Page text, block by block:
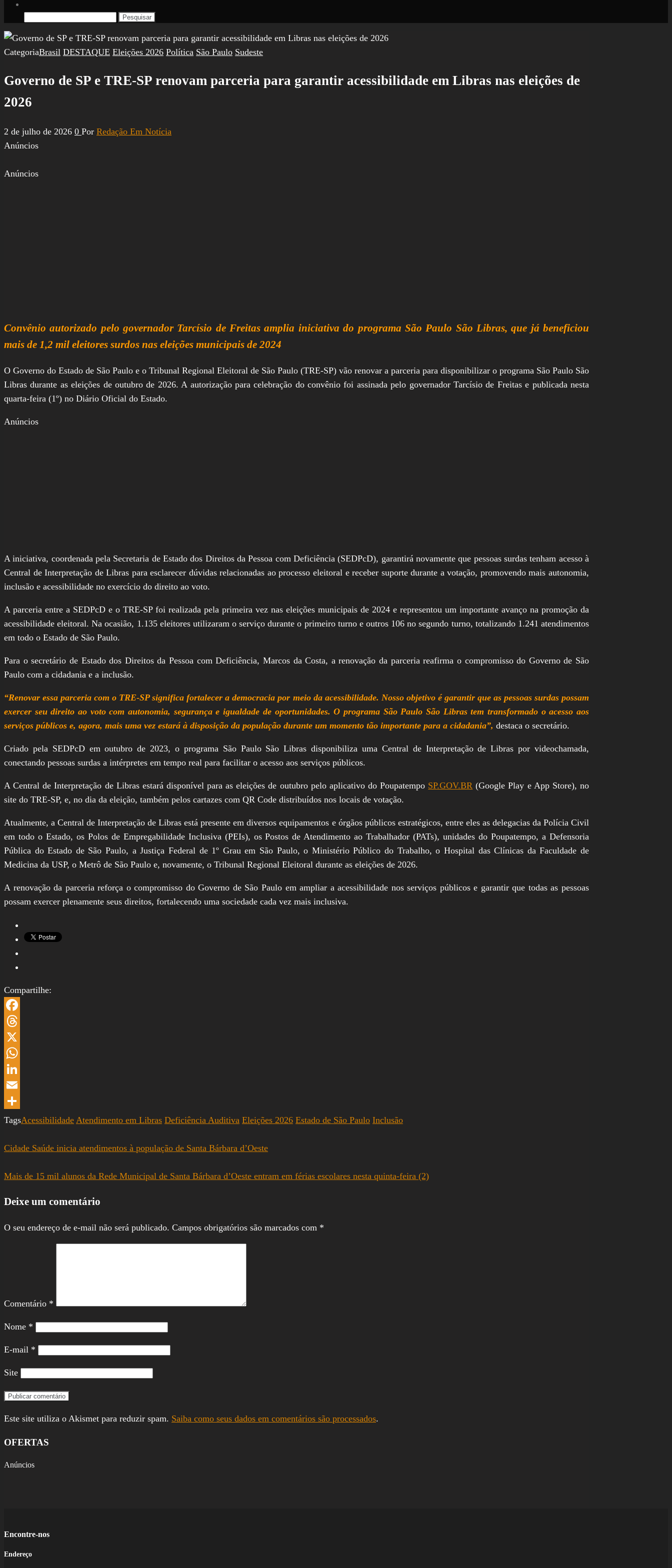
CategoriaBrasil DESTAQUE Eleições 2026 Política São Paulo Sudeste
Governo de SP e TRE-SP renovam parceria para garantir acessibilidade em Libras nas eleições de
2026
2 de julho de 2026 0 Por Redação Em Notícia
Anúncios
Anúncios
Convênio autorizado pelo governador Tarcísio de Freitas amplia iniciativa do programa São Paulo São Libras, que já beneficiou
mais de 1,2 mil eleitores surdos nas eleições municipais de 2024
O Governo do Estado de São Paulo e o Tribunal Regional Eleitoral de São Paulo (TRE-SP) vão renovar a parceria para disponibilizar o programa São Paulo São
Libras durante as eleições de outubro de 2026. A autorização para celebração do convênio foi assinada pelo governador Tarcísio de Freitas e publicada nesta
quarta-feira (1º) no Diário Oficial do Estado.
Anúncios
A iniciativa, coordenada pela Secretaria de Estado dos Direitos da Pessoa com Deficiência (SEDPcD), garantirá novamente que pessoas surdas tenham acesso à
Central de Interpretação de Libras para esclarecer dúvidas relacionadas ao processo eleitoral e receber suporte durante a votação, promovendo mais autonomia,
inclusão e acessibilidade no exercício do direito ao voto.
A parceria entre a SEDPcD e o TRE-SP foi realizada pela primeira vez nas eleições municipais de 2024 e representou um importante avanço na promoção da
acessibilidade eleitoral. Na ocasião, 1.135 eleitores utilizaram o serviço durante o primeiro turno e outros 106 no segundo turno, totalizando 1.241 atendimentos
em todo o Estado de São Paulo.
Para o secretário de Estado dos Direitos da Pessoa com Deficiência, Marcos da Costa, a renovação da parceria reafirma o compromisso do Governo de São
Paulo com a cidadania e a inclusão.
“Renovar essa parceria com o TRE-SP significa fortalecer a democracia por meio da acessibilidade. Nosso objetivo é garantir que as pessoas surdas possam
exercer seu direito ao voto com autonomia, segurança e igualdade de oportunidades. O programa São Paulo São Libras tem transformado o acesso aos
serviços públicos e, agora, mais uma vez estará à disposição da população durante um momento tão importante para a cidadania”, destaca o secretário.
Criado pela SEDPcD em outubro de 2023, o programa São Paulo São Libras disponibiliza uma Central de Interpretação de Libras por videochamada,
conectando pessoas surdas a intérpretes em tempo real para facilitar o acesso aos serviços públicos.
A Central de Interpretação de Libras estará disponível para as eleições de outubro pelo aplicativo do Poupatempo SP.GOV.BR (Google Play e App Store), no
site do TRE-SP, e, no dia da eleição, também pelos cartazes com QR Code distribuídos nos locais de votação.
Atualmente, a Central de Interpretação de Libras está presente em diversos equipamentos e órgãos públicos estratégicos, entre eles as delegacias da Polícia Civil
em todo o Estado, os Polos de Empregabilidade Inclusiva (PEIs), os Postos de Atendimento ao Trabalhador (PATs), unidades do Poupatempo, a Defensoria
Pública do Estado de São Paulo, a Justiça Federal de 1º Grau em São Paulo, o Ministério Público do Trabalho, o Hospital das Clínicas da Faculdade de
Medicina da USP, o Metrô de São Paulo e, novamente, o Tribunal Regional Eleitoral durante as eleições de 2026.
A renovação da parceria reforça o compromisso do Governo de São Paulo em ampliar a acessibilidade nos serviços públicos e garantir que todas as pessoas
possam exercer plenamente seus direitos, fortalecendo uma sociedade cada vez mais inclusiva.
Compartilhe:
Facebook
Threads
X
WhatsApp
LinkedIn
Email
Share
TagsAcessibilidade Atendimento em Libras Deficiência Auditiva Eleições 2026 Estado de São Paulo Inclusão
Cidade Saúde inicia atendimentos à população de Santa Bárbara d’Oeste
Mais de 15 mil alunos da Rede Municipal de Santa Bárbara d’Oeste entram em férias escolares nesta quinta-feira (2)
Deixe um comentário
O seu endereço de e-mail não será publicado. Campos obrigatórios são marcados com *
Comentário *
Nome *
E-mail *
Site
Este site utiliza o Akismet para reduzir spam. Saiba como seus dados em comentários são processados.
OFERTAS
Anúncios
Encontre-nos
Endereço